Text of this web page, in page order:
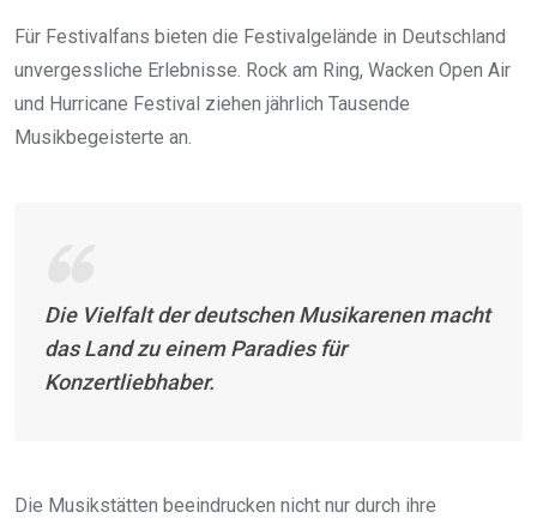
Für Festivalfans bieten die Festivalgelände in Deutschland
unvergessliche Erlebnisse. Rock am Ring, Wacken Open Air
und Hurricane Festival ziehen jährlich Tausende
Musikbegeisterte an.
Die Vielfalt der deutschen Musikarenen macht
das Land zu einem Paradies für
Konzertliebhaber.
Die Musikstätten beeindrucken nicht nur durch ihre